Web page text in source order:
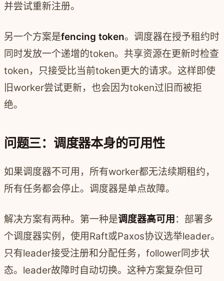
并尝试重新注册。
另一个方案是fencing token。调度器在授予租约时
同时发放一个递增的token。共享资源在更新时检查
token，只接受比当前token更大的请求。这样即使
旧worker尝试更新，也会因为token过旧而被拒
绝。
问题三：调度器本身的可用性
如果调度器不可用，所有worker都无法续期租约，
所有任务都会停止。调度器是单点故障。
解决方案有两种。第一种是调度器高可用 ：部署多
个调度器实例，使用Raft或Paxos协议选举leader。
只有leader接受注册和分配任务，follower同步状
态。leader故障时自动切换。这种方案复杂但可